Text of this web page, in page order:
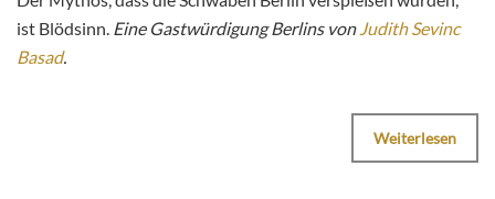
ist Blödsinn. Eine Gastwürdigung Berlins vonJudith Sevinc
Basad.
Weiterlesen